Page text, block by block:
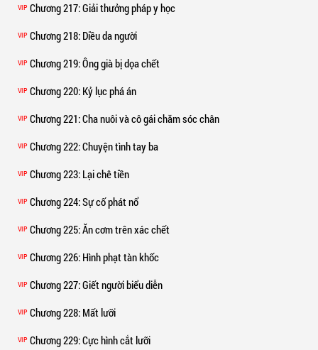
VIP Chương 217: Giải thưởng pháp y học
VIP Chương 218: Diều da người
VIP Chương 219: Ông già bị dọa chết
VIP Chương 220: Kỷ lục phá án
VIP Chương 221: Cha nuôi và cô gái chăm sóc chân
VIP Chương 222: Chuyện tình tay ba
VIP Chương 223: Lại chê tiền
VIP Chương 224: Sự cố phát nổ
VIP Chương 225: Ăn cơm trên xác chết
VIP Chương 226: Hình phạt tàn khốc
VIP Chương 227: Giết người biểu diễn
VIP Chương 228: Mất lưỡi
VIP Chương 229: Cực hình cắt lưỡi